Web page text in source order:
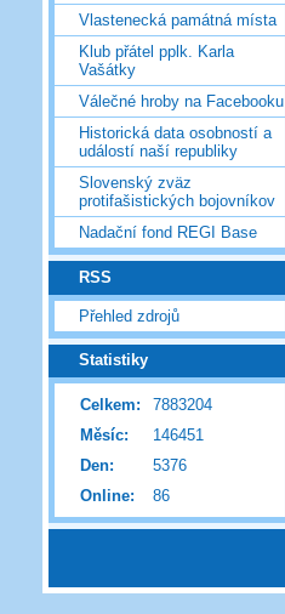
Vlastenecká památná místa
Klub přátel pplk. Karla
Vašátky
Válečné hroby na Facebooku
Historická data osobností a
událostí naší republiky
Slovenský zväz
protifašistických bojovníkov
Nadační fond REGI Base
RSS
Přehled zdrojů
Statistiky
Online: 86
Celkem:
7883204
Měsíc:
146451
Den:
5376